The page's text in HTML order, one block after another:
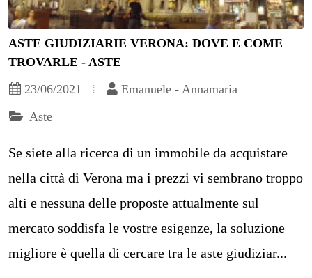
ASTE GIUDIZIARIE VERONA: DOVE E COME
TROVARLE - ASTE
23/06/2021
Emanuele - Annamaria
Aste
Se siete alla ricerca di un immobile da acquistare
nella città di Verona ma i prezzi vi sembrano troppo
alti e nessuna delle proposte attualmente sul
mercato soddisfa le vostre esigenze, la soluzione
migliore è quella di cercare tra le aste giudiziar...